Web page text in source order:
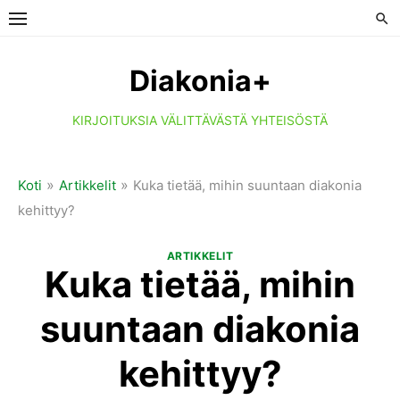
Skip
Diakonia+
KIRJOITUKSIA VÄLITTÄVÄSTÄ YHTEISÖSTÄ
Koti » Artikkelit » Kuka tietää, mihin suuntaan diakonia
kehittyy?
ARTIKKELIT
Kuka tietää, mihin
suuntaan diakonia
kehittyy?